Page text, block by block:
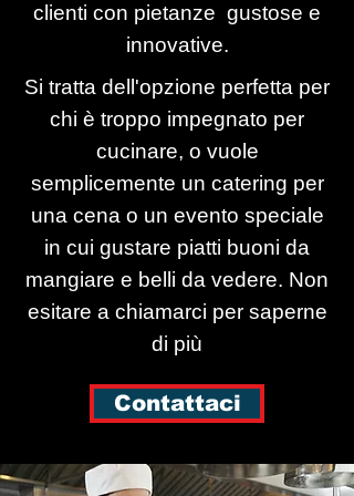
clienti con pietanze gustose e
innovative.
Si tratta dell'opzione perfetta per
chi è troppo impegnato per
cucinare, o vuole
semplicemente un catering per
una cena o un evento speciale
in cui gustare piatti buoni da
mangiare e belli da vedere. Non
esitare a chiamarci per saperne
di più
Contattaci